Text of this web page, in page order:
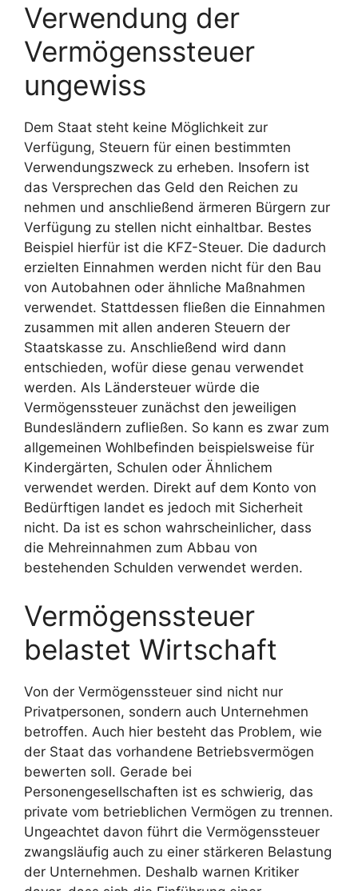
Verwendung der
Vermögenssteuer
ungewiss
Dem Staat steht keine Möglichkeit zur
Verfügung, Steuern für einen bestimmten
Verwendungszweck zu erheben. Insofern ist
das Versprechen das Geld den Reichen zu
nehmen und anschließend ärmeren Bürgern zur
Verfügung zu stellen nicht einhaltbar. Bestes
Beispiel hierfür ist die KFZ-Steuer. Die dadurch
erzielten Einnahmen werden nicht für den Bau
von Autobahnen oder ähnliche Maßnahmen
verwendet. Stattdessen fließen die Einnahmen
zusammen mit allen anderen Steuern der
Staatskasse zu. Anschließend wird dann
entschieden, wofür diese genau verwendet
werden. Als Ländersteuer würde die
Vermögenssteuer zunächst den jeweiligen
Bundesländern zufließen. So kann es zwar zum
allgemeinen Wohlbefinden beispielsweise für
Kindergärten, Schulen oder Ähnlichem
verwendet werden. Direkt auf dem Konto von
Bedürftigen landet es jedoch mit Sicherheit
nicht. Da ist es schon wahrscheinlicher, dass
die Mehreinnahmen zum Abbau von
bestehenden Schulden verwendet werden.
Vermögenssteuer
belastet Wirtschaft
Von der Vermögenssteuer sind nicht nur
Privatpersonen, sondern auch Unternehmen
betroffen. Auch hier besteht das Problem, wie
der Staat das vorhandene Betriebsvermögen
bewerten soll. Gerade bei
Personengesellschaften ist es schwierig, das
private vom betrieblichen Vermögen zu trennen.
Ungeachtet davon führt die Vermögenssteuer
zwangsläufig auch zu einer stärkeren Belastung
der Unternehmen. Deshalb warnen Kritiker